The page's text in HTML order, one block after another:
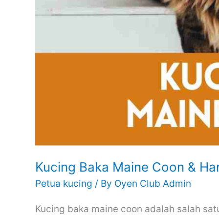
Kucing Baka Maine Coon &
Petua kucing / By Oyen Club Admin
Kucing baka maine coon adalah salah